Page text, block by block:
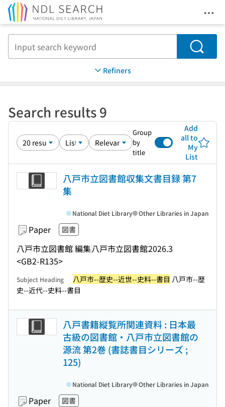
Search
Refiners
Search results 9
Group
by
title
Add
all to
My
List
八戸市立図書館収集文書目録 第7
集
Paper 図書
八戸市立図書館 編集八戸市立図書館2026.3
<GB2-R135>
National Diet Library Other Libraries in Japan
Subject Heading 八戸市--歴史--近世--史料--書目 八戸市--歴
史--近代--史料--書目
八戸書籍縦覧所関連資料 : 日本最
古級の図書館・八戸市立図書館の
源流 第2巻 (書誌書目シリーズ ;
125)
Paper 図書
National Diet Library Other Libraries in Japan